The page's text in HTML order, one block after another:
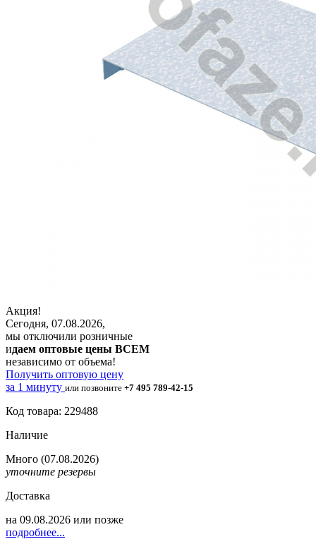
Акция!
Сегодня, 07.08.2026,
мы отключили розничные
идаем оптовые цены ВСЕМ
независимо от объема!
Получить оптовую цену
за 1 минуту или позвоните +7 495 789-42-15
Код товара: 229488
Наличие
Много (07.08.2026)
уточните резервы
Доставка
на 09.08.2026 или позже
подробнее...